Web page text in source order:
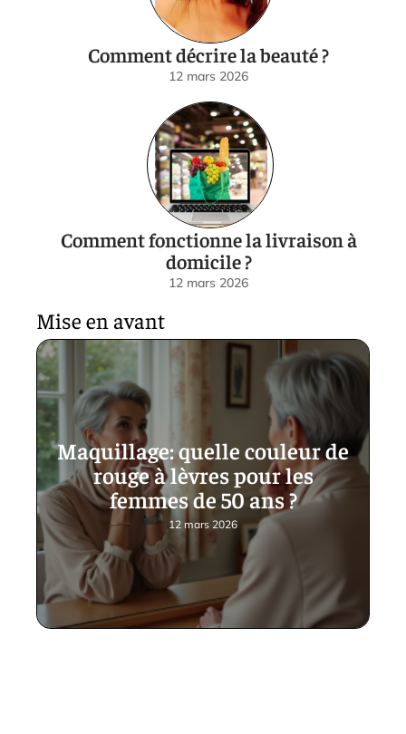
Comment décrire la beauté ?
12 mars 2026
Comment fonctionne la livraison à
domicile ?
12 mars 2026
Mise en avant
Maquillage: quelle couleur de
rouge à lèvres pour les
femmes de 50 ans ?
12 mars 2026